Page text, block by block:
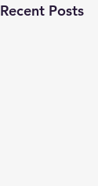
Recent Posts